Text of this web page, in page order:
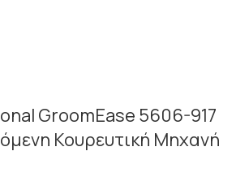
GroomEase 5606-917
Κουρευτική Μηχανή